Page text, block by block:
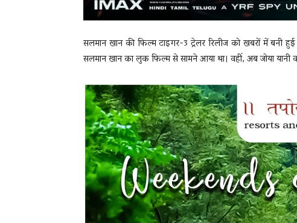
सलमान खान की फिल्म टाइगर-3 ट्रेलर रिलीज को खबरों में बनी
सलमान खान का लुक फिल्म से सामने आया था। वहीं, अब जोया